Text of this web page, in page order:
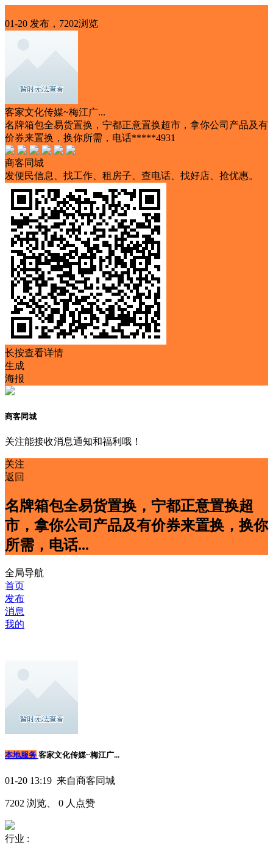
01-20 发布，7202浏览
客家文化传媒~梅江广...
名牌箱包全易货置换，宁都正意置换超市，拿你公司产品及有
价券来置换，换你所需，电话*****4931
商客同城
发便民信息、找工作、租房子、查电话、找好店、抢优惠。
长按查看详情
生成
海报
商客同城
关注能接收消息通知和福利哦！
关注
返回
名牌箱包全易货置换，宁都正意置换超
市，拿你公司产品及有价券来置换，换你
所需，电话...
全局导航
首页
发布
消息
我的
本地服务 客家文化传媒~梅江广...
01-20 13:19 来自商客同城
7202 浏览、 0 人点赞
行业 :